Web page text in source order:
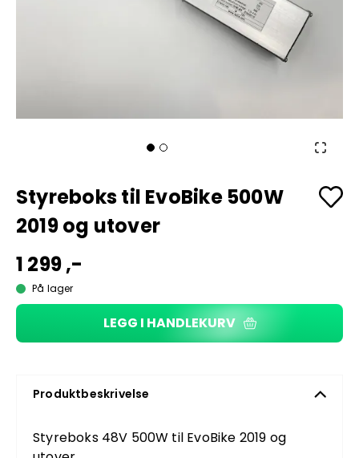
Styreboks til EvoBike 500W
2019 og utover
1 299 ,-
På lager
LEGG I HANDLEKURV
Produktbeskrivelse
Styreboks 48V 500W til EvoBike 2019 og